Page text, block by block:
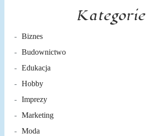
Kategorie
Biznes
Budownictwo
Edukacja
Hobby
Imprezy
Marketing
Moda